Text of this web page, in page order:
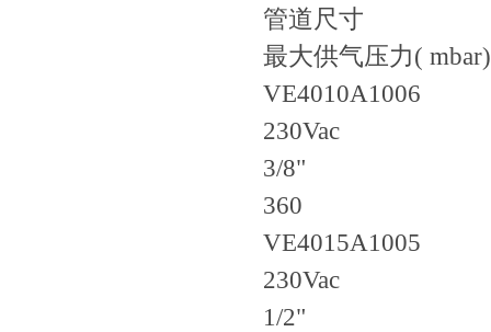
管道尺寸
最大供气压力( mbar)
VE4010A1006
230Vac
3/8"
360
VE4015A1005
230Vac
1/2"